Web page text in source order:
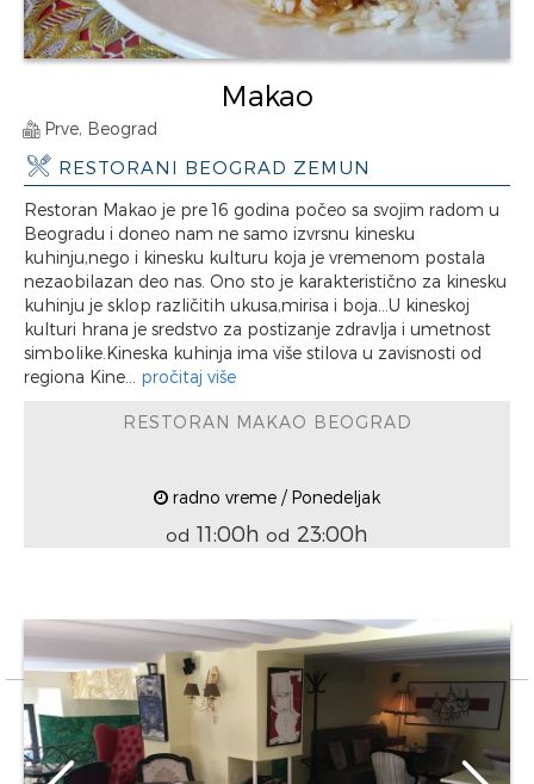
Makao
Prve, Beograd
RESTORANI BEOGRAD ZEMUN
Restoran Makao je pre 16 godina počeo sa svojim radom u
Beogradu i doneo nam ne samo izvrsnu kinesku
kuhinju,nego i kinesku kulturu koja je vremenom postala
nezaobilazan deo nas. Ono sto je karakteristično za kinesku
kuhinju je sklop različitih ukusa,mirisa i boja...U kineskoj
kulturi hrana je sredstvo za postizanje zdravlja i umetnost
simbolike.Kineska kuhinja ima više stilova u zavisnosti od
regiona Kine... pročitaj više
RESTORAN MAKAO BEOGRAD
radno vreme / Ponedeljak
od 11:00h od 23:00h